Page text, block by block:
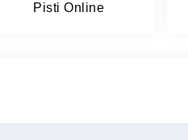
Pisti Online